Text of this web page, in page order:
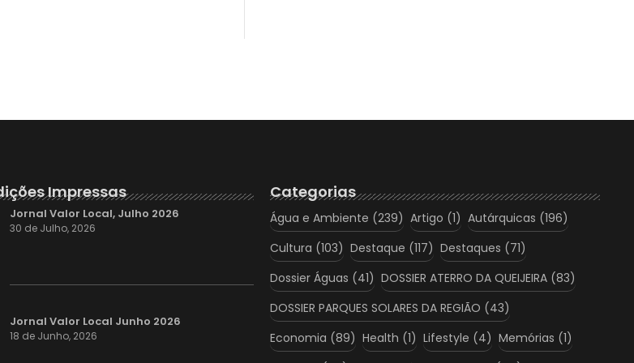
Impressas
Jornal Valor Local, Julho 2026
30 de Julho, 2026
Jornal Valor Local Junho 2026
18 de Junho, 2026
Categorias
Água e Ambiente (239) Artigo (1) Autárquicas (196)
Cultura (103) Destaque (117) Destaques (71)
Dossier Águas (41) DOSSIER ATERRO DA QUEIJEIRA (83)
DOSSIER PARQUES SOLARES DA REGIÃO (43)
Economia (89) Health (1) Lifestyle (4) Memórias (1)